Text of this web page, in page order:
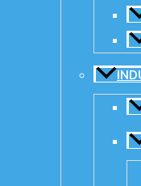
Añadir a la lista de
Información
Valoraciones (0)
40 × 30
L, M, XL,